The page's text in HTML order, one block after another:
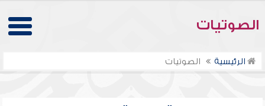
الصوتيات
الرئيسية الصوتيات